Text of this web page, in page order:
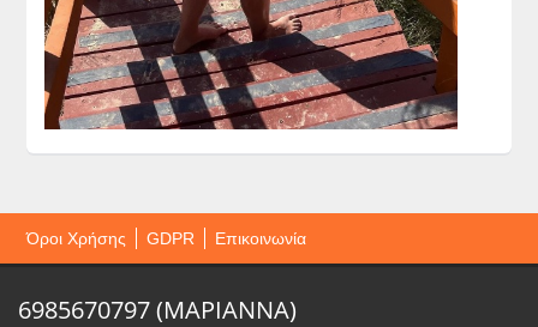
Όροι Χρήσης GDPR Επικοινωνία
6985670797 (ΜΑΡΙΑΝΝΑ)